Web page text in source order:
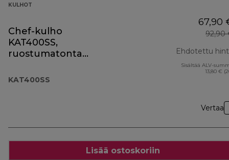
KULHOT
Chef-kulho
KAT400SS,
ruostumatonta
KAT400SS
67,90
92,90
Ehdotettu
Sisältää ALV-
13,80 €
Vertaa
Lisää ostoskoriin